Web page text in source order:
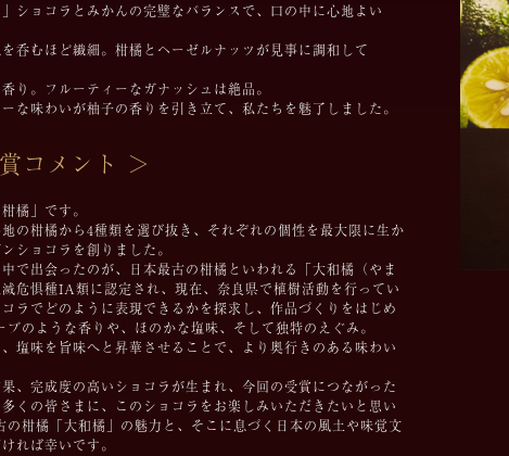
」ショコラとみかんの完璧なバランスで、口の中に心地よい
を呑むほど繊細。柑橘とヘーゼルナッツが見事に調和して
り。フルーティーなガナッシュは絶品。
な味わいが柚子の香りを引き立て、私たちを魅了しました。
コメント ＞
橘」です。
の柑橘から4種類を選び抜き、それぞれの個性を最大限に生か
ショコラを創りました。
で出会ったのが、日本最古の柑橘といわれる「大和橘（やま
危惧種IA類に認定され、現在、奈良県で植樹活動を行ってい
ラでどのように表現できるかを探求し、作品づくりをはじめ
のような香りや、ほのかな塩味、そして独特のえぐみ。
塩味を旨味へと昇華させることで、より奥行きのある味わい
、完成度の高いショコラが生まれ、今回の受賞につながった
くの皆さまに、このショコラをお楽しみいただきたいと思い
の柑橘「大和橘」の魅力と、そこに息づく日本の風土や味覚文
れば幸いです。